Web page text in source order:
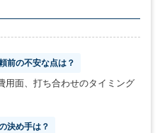
前の不安な点は？
用面、打ち合わせのタイミング
決め手は？